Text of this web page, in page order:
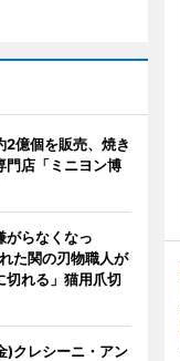
2億個を販売、焼き
門店「ミニヨン博
がらなくなっ
た関の刃物職人が
切れる」猫用爪切
)クレシーニ・アン